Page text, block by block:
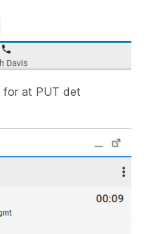
for at PUT det